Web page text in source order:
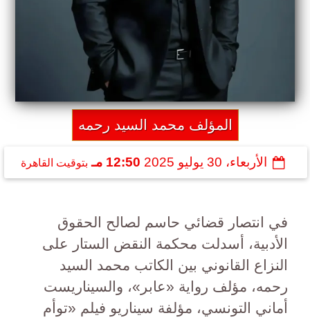
المؤلف محمد السيد رحمه
الأربعاء، 30 يوليو 2025 12:50 مـ بتوقيت القاهرة
في انتصار قضائي حاسم لصالح الحقوق
الأدبية، أسدلت محكمة النقض الستار على
النزاع القانوني بين الكاتب محمد السيد
رحمه، مؤلف رواية «عابر»، والسيناريست
أماني التونسي، مؤلفة سيناريو فيلم «توأم